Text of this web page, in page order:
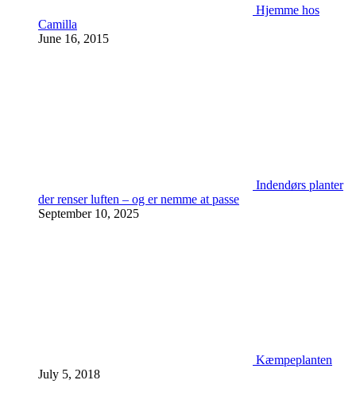
Hjemme hos
Camilla
June 16, 2015
Indendørs planter
der renser luften – og er nemme at passe
September 10, 2025
Kæmpeplanten
July 5, 2018